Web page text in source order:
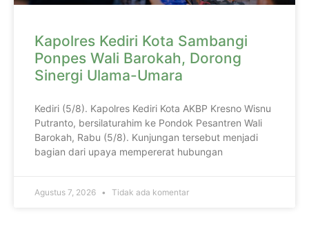
Kapolres Kediri Kota Sambangi
Ponpes Wali Barokah, Dorong
Sinergi Ulama-Umara
Kediri (5/8). Kapolres Kediri Kota AKBP Kresno Wisnu
Putranto, bersilaturahim ke Pondok Pesantren Wali
Barokah, Rabu (5/8). Kunjungan tersebut menjadi
bagian dari upaya mempererat hubungan
Agustus 7, 2026 Tidak ada komentar